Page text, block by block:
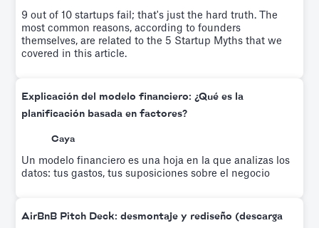
9 out of 10 startups fail; that's just the hard truth. The
most common reasons, according to founders
themselves, are related to the 5 Startup Myths that we
covered in this article.
Explicación del modelo financiero: ¿Qué es la
planificación basada en factores?
Caya
Un modelo financiero es una hoja en la que analizas los
datos: tus gastos, tus suposiciones sobre el negocio
AirBnB Pitch Deck: desmontaje y rediseño (descarga